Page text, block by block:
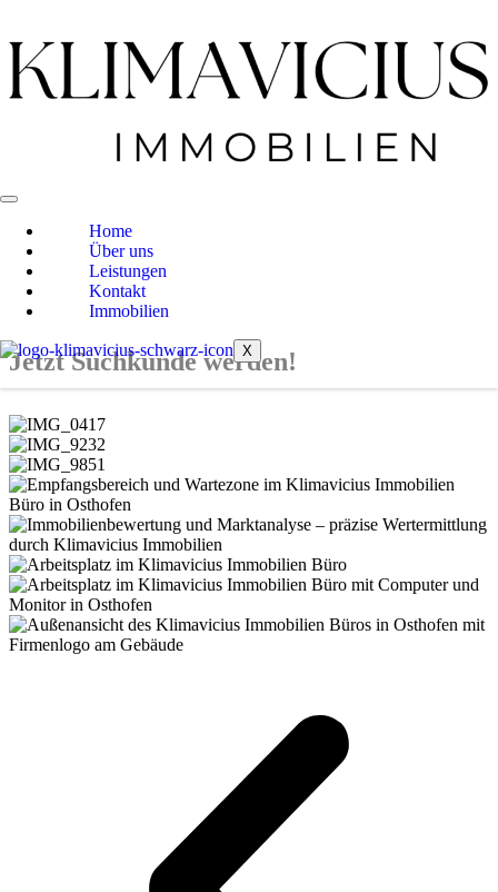
Home
Über uns
Leistungen
Kontakt
Immobilien
X
Jetzt Suchkunde werden!